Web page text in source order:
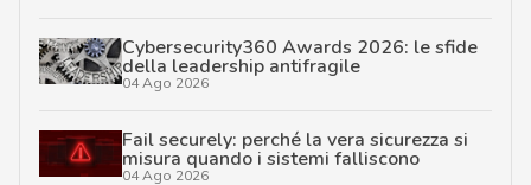
Cybersecurity360 Awards 2026: le sfide
della leadership antifragile
04 Ago 2026
Fail securely: perché la vera sicurezza si
misura quando i sistemi falliscono
04 Ago 2026